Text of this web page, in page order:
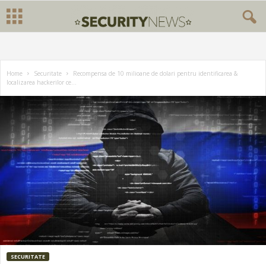
Home Securitate
Recompensa de 10 milioane de dolari pentru identificarea &
localizarea hackerilor ce...
SECURITATE